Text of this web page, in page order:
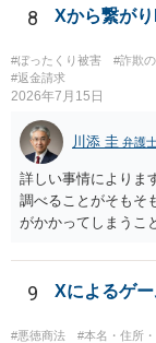
8 Xから繋が
#ぼったくり被害 #詐欺
#返金請求
2026年7月15日
川添 圭 弁護
詳しい事情によりま
調べることがそもそ
がかかってしまうこ
9 Xによるゲ
#悪徳商法 #本名・住所